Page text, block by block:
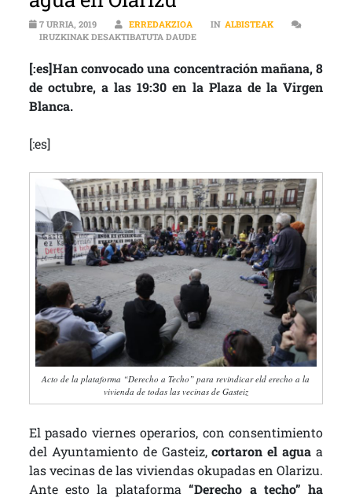
7 URRIA, 2019 ERREDAKZIOA IN ALBISTEAK
IRUZKINAK DESAKTIBATUTA DAUDE[:ES]”DERECHO A TECHO” LLAMA
[:es]Han convocado una concentración mañana, 8
de octubre, a las 19:30 en la Plaza de la Virgen
Blanca.
[:es]
Acto de la plataforma “Derecho a Techo” para revindicar eld erecho a la
vivienda de todas las vecinas de Gasteiz
El pasado viernes operarios, con consentimiento
del Ayuntamiento de Gasteiz,cortaron el agua a
las vecinas de las viviendas okupadas en Olarizu.
Ante esto la plataforma“Derecho a techo” ha